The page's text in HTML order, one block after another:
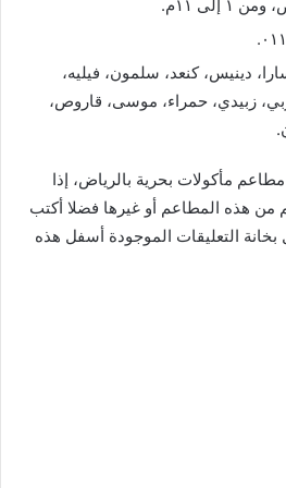
دينيس، كنعد، سلمون، فيليه،
زبيدي، حمراء، موسى، قاروص،
مأكولات بحرية بالرياض، إذا
من هذه المطاعم أو غيرها فضلا أكتب
بخانة التعليقات الموجودة أسفل هذه